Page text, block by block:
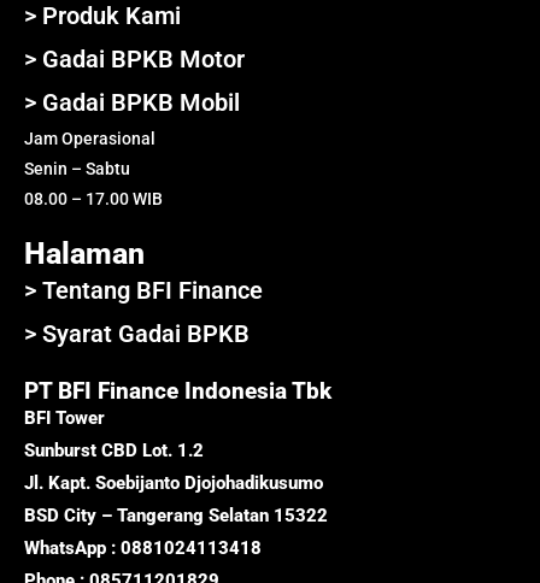
> Produk Kami
> Gadai BPKB Motor
> Gadai BPKB Mobil
Jam Operasional
Senin – Sabtu
08.00 – 17.00 WIB
Halaman
> Tentang BFI Finance
> Syarat Gadai BPKB
PT BFI Finance Indonesia Tbk
BFI Tower
Sunburst CBD Lot. 1.2
Jl. Kapt. Soebijanto Djojohadikusumo
BSD City – Tangerang Selatan 15322
WhatsApp : 0881024113418